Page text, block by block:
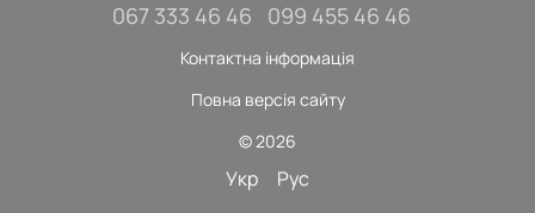
067 333 46 46 099 455 46 46
Контактна інформація
Повна версія сайту
© 2026
Укр Рус